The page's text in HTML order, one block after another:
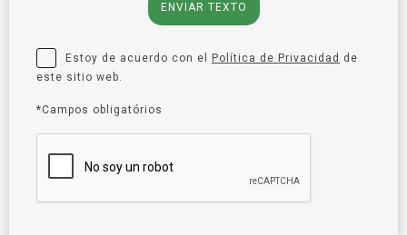
ENVIAR TEXTO
Estoy de acuerdo con el Política de Privacidad de
este sitio web.
*Campos obligatórios